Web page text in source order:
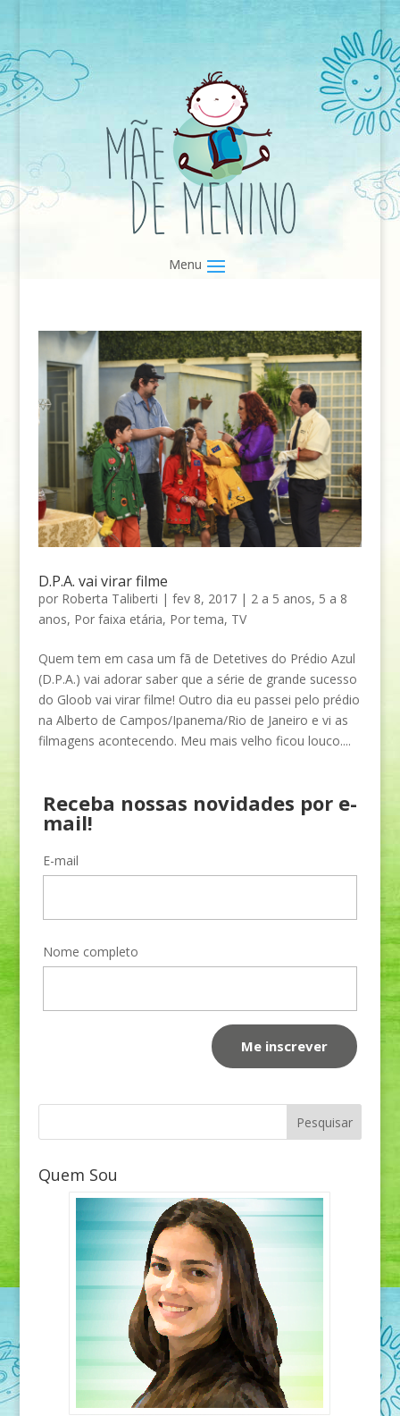
D.P.A. vai virar filme
por Roberta Taliberti | fev 8, 2017| 2 a 5 anos, 5 a 8
anos, Por faixa etária, Por tema, TV
Quem tem em casa um fã de Detetives do Prédio Azul
(D.P.A.) vai adorar saber que a série de grande sucesso
do Gloob vai virar filme! Outro dia eu passei pelo prédio
na Alberto de Campos/Ipanema/Rio de Janeiro e vi as
filmagens acontecendo. Meu mais velho ficou louco....
Receba nossas novidades por e-
mail!
E-mail
Nome completo
Quem Sou